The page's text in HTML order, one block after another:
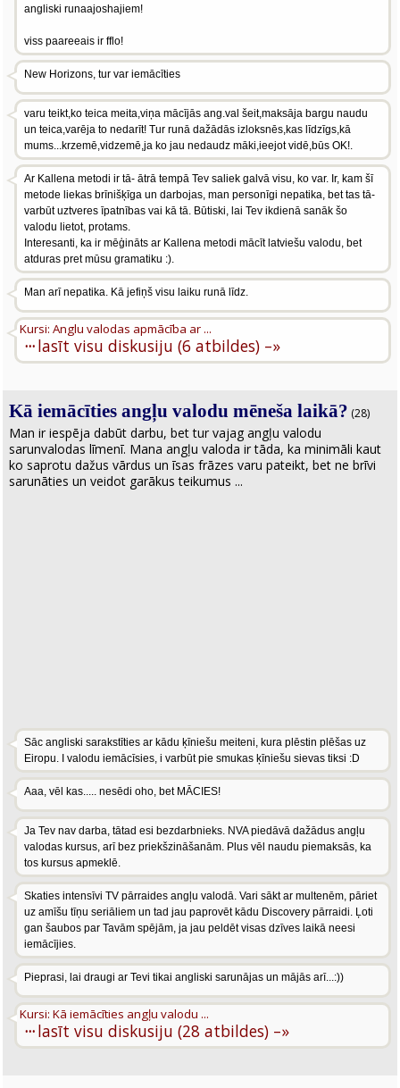
angliski runaajoshajiem!
viss paareeais ir fflo!
New Horizons, tur var iemācīties
varu teikt,ko teica meita,viņa mācījās ang.val šeit,maksāja bargu naudu
un teica,varēja to nedarīt! Tur runā dažādās izloksnēs,kas līdzīgs,kā
mums...krzemē,vidzemē,ja ko jau nedaudz māki,ieejot vidē,būs OK!.
Ar Kallena metodi ir tā- ātrā tempā Tev saliek galvā visu, ko var. Ir, kam šī
metode liekas brīnišķīga un darbojas, man personīgi nepatika, bet tas tā-
varbūt uztveres īpatnības vai kā tā. Būtiski, lai Tev ikdienā sanāk šo
valodu lietot, protams.
Interesanti, ka ir mēģināts ar Kallena metodi mācīt latviešu valodu, bet
atduras pret mūsu gramatiku :).
Man arī nepatika. Kā jefiņš visu laiku runā līdz.
···
Kursi: Anglu valodas apmācība ar ...
lasīt visu diskusiju (6 atbildes) –»
Kā iemācīties angļu valodu mēneša laikā? (28)
Man ir iespēja dabūt darbu, bet tur vajag angļu valodu
sarunvalodas līmenī. Mana angļu valoda ir tāda, ka minimāli kaut
ko saprotu dažus vārdus un īsas frāzes varu pateikt, bet ne brīvi
sarunāties un veidot garākus teikumus ...
Sāc angliski sarakstīties ar kādu ķīniešu meiteni, kura plēstin plēšas uz
Eiropu. I valodu iemācīsies, i varbūt pie smukas ķīniešu sievas tiksi :D
Aaa, vēl kas..... nesēdi oho, bet MĀCIES!
Ja Tev nav darba, tātad esi bezdarbnieks. NVA piedāvā dažādus angļu
valodas kursus, arī bez priekšzināšanām. Plus vēl naudu piemaksās, ka
tos kursus apmeklē.
Skaties intensīvi TV pārraides angļu valodā. Vari sākt ar multenēm, pāriet
uz amīšu tīņu seriāliem un tad jau paprovēt kādu Discovery pārraidi. Ļoti
gan šaubos par Tavām spējām, ja jau peldēt visas dzīves laikā neesi
iemācījies.
Pieprasi, lai draugi ar Tevi tikai angliski sarunājas un mājās arī...:))
···
Kursi: Kā iemācīties angļu valodu ...
lasīt visu diskusiju (28 atbildes) –»